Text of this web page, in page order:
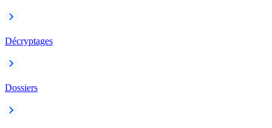
Décryptages
Dossiers